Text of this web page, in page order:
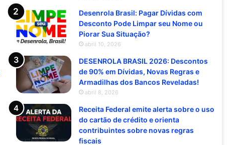
Desenrola Brasil: Pagar Dívidas com
Desconto Pode Limpar seu Nome ou
Piorar Sua Situação?
abril 10, 2026
DESENROLA BRASIL 2026: Descontos
de 90% em Dívidas, Novas Regras e
Armadilhas dos Bancos Reveladas!
abril 8, 2026
Receita Federal emite alerta sobre o uso
do cartão de crédito e orienta
contribuintes sobre novas regras
fiscais